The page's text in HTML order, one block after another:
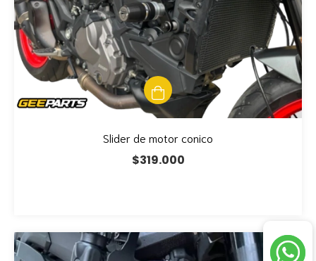
Slider de motor conico
$319.000